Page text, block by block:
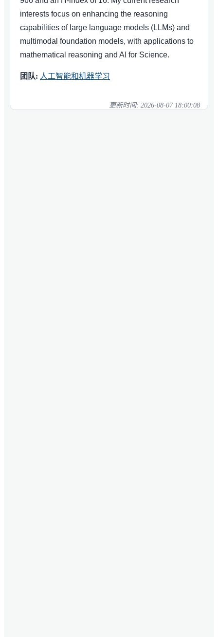
interests focus on enhancing the reasoning
capabilities of large language models (LLMs) and
multimodal foundation models, with applications to
mathematical reasoning and AI for Science.
团队: 人工智能和机器学习
更新时间: 2026-08-07 18:00:08